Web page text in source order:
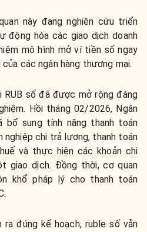
này đang nghiên cứu triển
động hóa các giao dịch doanh
mô hình mở ví tiền số ngay
các ngân hàng thương mại.
số đã được mở rộng đáng
Hồi tháng 02/2026, Ngân
bổ sung tính năng thanh toán
nghiệp chi trả lương, thanh toán
và thực hiện các khoản chi
giao dịch. Đồng thời, cơ quan
khổ pháp lý cho thanh toán
ra đúng kế hoạch, ruble số vẫn